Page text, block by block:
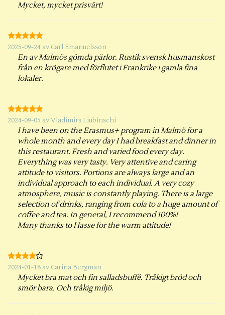
Mycket, mycket prisvärt!
2025-09-24 av Carl Emanuelsson
En av Malmös gömda pärlor. Rustik svensk husmanskost
från en krögare med förflutet i Frankrike i gamla fina
lokaler.
2024-09-05 avVladimirs Liubinschi
I have been on the Erasmus+ program in Malmö for a
whole month and every day I had breakfast and dinner in
this restaurant. Fresh and varied food every day.
Everything was very tasty. Very attentive and caring
attitude to visitors. Portions are always large and an
individual approach to each individual. A very cozy
atmosphere, music is constantly playing. There is a large
selection of drinks, ranging from cola to a huge amount of
coffee and tea. In general, I recommend 100%!
Many thanks to Hasse for the warm attitude!
2024-01-18 av Carina Bergman
Mycket bra mat och fin salladsbuffé. Tråkigt bröd och
smör bara. Och tråkig miljö.